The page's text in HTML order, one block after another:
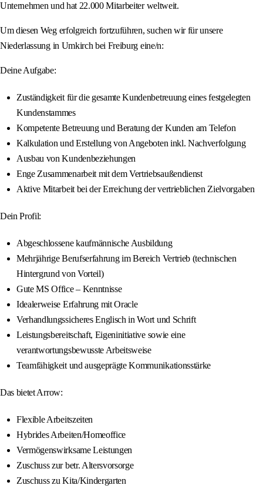
Unternehmen und hat 22.000 Mitarbeiter weltweit.
Um diesen Weg erfolgreich fortzuführen, suchen wir für unsere
Niederlassung in Umkirch bei Freiburg eine/n:
Deine Aufgabe:
Zuständigkeit für die gesamte Kundenbetreuung eines festgelegten
Kundenstammes
Kompetente Betreuung und Beratung der Kunden am Telefon
Kalkulation und Erstellung von Angeboten inkl. Nachverfolgung
Ausbau von Kundenbeziehungen
Enge Zusammenarbeit mit dem Vertriebsaußendienst
Aktive Mitarbeit bei der Erreichung der vertrieblichen Zielvorgaben
Dein Profil:
Abgeschlossene kaufmännische Ausbildung
Mehrjährige Berufserfahrung im Bereich Vertrieb (technischen
Hintergrund von Vorteil)
Gute MS Office – Kenntnisse
Idealerweise Erfahrung mit Oracle
Verhandlungssicheres Englisch in Wort und Schrift
Leistungsbereitschaft, Eigeninitiative sowie eine
verantwortungsbewusste Arbeitsweise
Teamfähigkeit und ausgeprägte Kommunikationsstärke
Das bietet Arrow:
Flexible Arbeitszeiten
Hybrides Arbeiten/Homeoffice
Vermögenswirksame Leistungen
Zuschuss zur betr. Altersvorsorge
Zuschuss zu Kita/Kindergarten